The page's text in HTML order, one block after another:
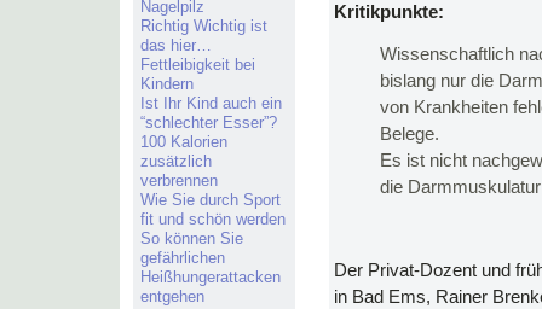
Nagelpilz
Richtig Wichtig ist
das hier…
Fettleibigkeit bei
Kindern
Ist Ihr Kind auch ein
“schlechter Esser”?
100 Kalorien
zusätzlich
verbrennen
Wie Sie durch Sport
fit und schön werden
So können Sie
gefährlichen
Heißhungerattacken
entgehen
Kritikpunkte:
Wissenschaftlich
bislang nur die
von Krankheiten
Belege.
Es ist nicht
die
Der Privat-Dozent und
in Bad Ems, Rainer